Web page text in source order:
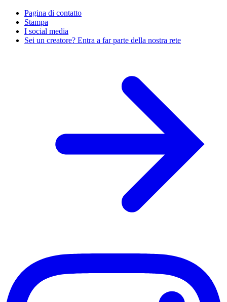
Pagina di contatto
Stampa
I social media
Sei un creatore? Entra a far parte della nostra rete